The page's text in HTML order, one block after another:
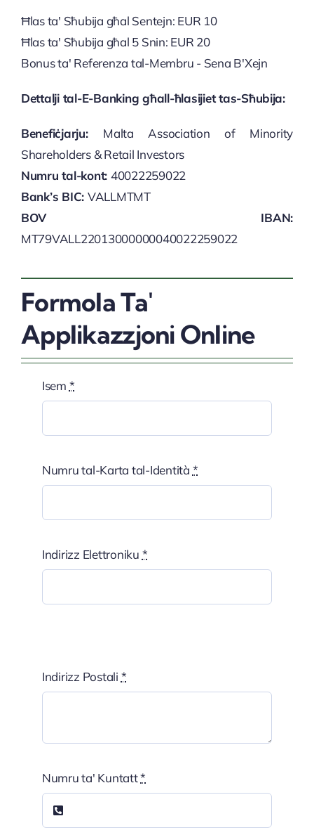
Ħlas ta' Sħubija għal Sentejn: EUR 10
Ħlas ta' Sħubija għal 5 Snin: EUR 20
Bonus ta' Referenza tal-Membru - Sena B'Xejn
Dettalji tal-E-Banking għall-ħlasijiet tas-Sħubija:
Benefiċjarju: Malta Association of Minority
Shareholders & Retail Investors
Numru tal-kont: 40022259022
Bank’s BIC: VALLMTMT
BOV IBAN:
MT79VALL22013000000040022259022
Formola Ta'
Applikazzjoni Online
Isem *
Numru tal-Karta tal-Identità *
Indirizz Elettroniku *
Indirizz Postali *
Numru ta' Kuntatt*